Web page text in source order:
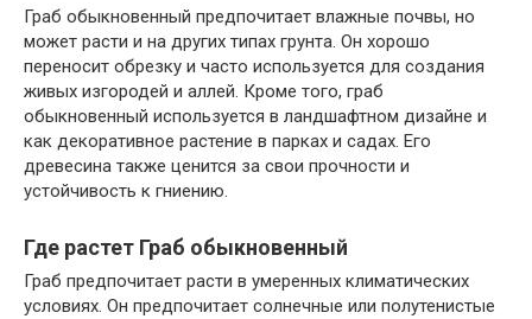
Граб обыкновенный предпочитает влажные почвы, но
может расти и на других типах грунта. Он хорошо
переносит обрезку и часто используется для создания
живых изгородей и аллей. Кроме того, граб
обыкновенный используется в ландшафтном дизайне и
как декоративное растение в парках и садах. Его
древесина также ценится за свои прочности и
устойчивость к гниению.
Где растет Граб обыкновенный
Граб предпочитает расти в умеренных климатических
условиях. Он предпочитает солнечные или полутенистые